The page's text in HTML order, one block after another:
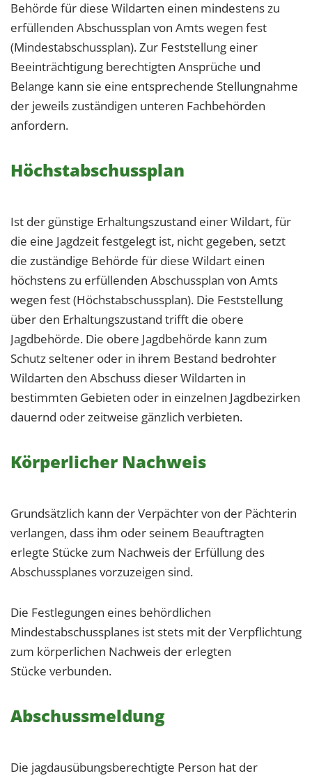
Behörde für diese Wildarten einen mindestens zu
erfüllenden Abschussplan von Amts wegen fest
(Mindestabschussplan). Zur Feststellung einer
Beeinträchtigung berechtigten Ansprüche und
Belange kann sie eine entsprechende Stellungnahme
der jeweils zuständigen unteren Fachbehörden
anfordern.
Höchstabschussplan
Ist der günstige Erhaltungszustand einer Wildart, für
die eine Jagdzeit festgelegt ist, nicht gegeben, setzt
die zuständige Behörde für diese Wildart einen
höchstens zu erfüllenden Abschussplan von Amts
wegen fest (Höchstabschussplan). Die Feststellung
über den Erhaltungszustand trifft die obere
Jagdbehörde. Die obere Jagdbehörde kann zum
Schutz seltener oder in ihrem Bestand bedrohter
Wildarten den Abschuss dieser Wildarten in
bestimmten Gebieten oder in einzelnen Jagdbezirken
dauernd oder zeitweise gänzlich verbieten.
Körperlicher Nachweis
Grundsätzlich kann der Verpächter von der Pächterin
verlangen, dass ihm oder seinem Beauftragten
erlegte Stücke zum Nachweis der Erfüllung des
Abschussplanes vorzuzeigen sind.
Die Festlegungen eines behördlichen
Mindestabschussplanes ist stets mit der Verpflichtung
zum körperlichen Nachweis der erlegten
Stücke verbunden.
Abschussmeldung
Die jagdausübungsberechtigte Person hat der